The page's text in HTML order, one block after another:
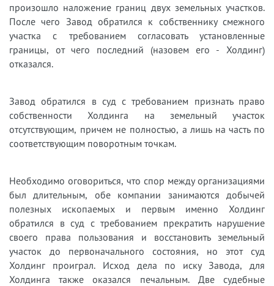
произошло наложение границ двух земельных участков.
После чего Завод обратился к собственнику смежного
участка с требованием согласовать установленные
границы, от чего последний (назовем его - Холдинг)
отказался.
Завод обратился в суд с требованием признать право
собственности Холдинга на земельный участок
отсутствующим, причем не полностью, а лишь на часть по
соответствующим поворотным точкам.
Необходимо оговориться, что спор между организациями
был длительным, обе компании занимаются добычей
полезных ископаемых и первым именно Холдинг
обратился в суд с требованием прекратить нарушение
своего права пользования и восстановить земельный
участок до первоначального состояния, но этот суд
Холдинг проиграл. Исход дела по иску Завода, для
Холдинга также оказался печальным. Две судебные